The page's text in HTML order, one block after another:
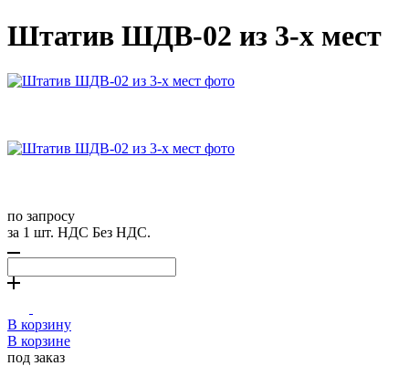
Штатив ШДВ-02 из 3-х мест
по запросу
за 1 шт. НДС Без НДС.
В корзину
В корзине
под заказ